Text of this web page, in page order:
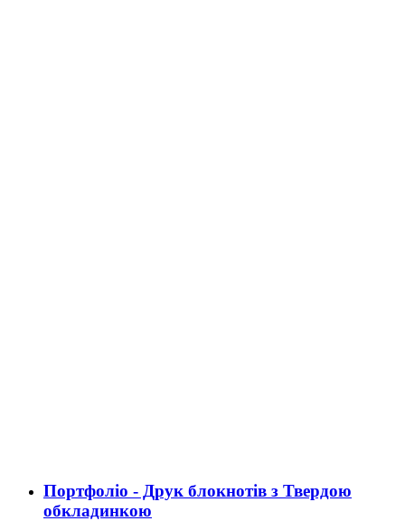
Портфоліо - Друк блокнотів з Твердою
обкладинкою